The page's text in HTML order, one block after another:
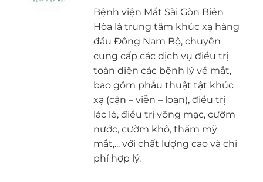
Bệnh viện Mắt Sài Gòn Biên
Hòa là trung tâm khúc xạ hàng
đầu Đông Nam Bộ, chuyên
cung cấp các dịch vụ điều trị
toàn diện các bệnh lý về mắt,
bao gồm phẫu thuật tật khúc
xạ (cận – viễn – loạn), điều trị
lác lé, điều trị võng mạc, cườm
nước, cườm khô, thẩm mỹ
mắt,... với chất lượng cao và chi
phí hợp lý.